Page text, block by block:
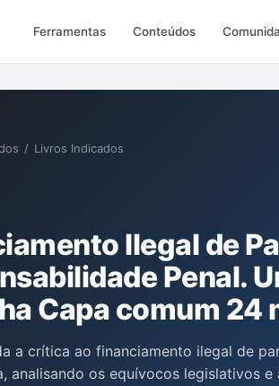
Ferramentas Conteúdos
/ Livros Indicados
Ilegal de
Penal.
Capa comum 24
a crítica ao financiamento ilegal de
analisando os equívocos legislativos